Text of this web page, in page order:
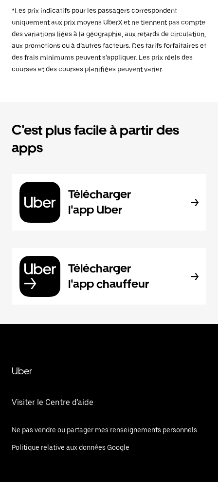
*Les prix indicatifs pour les passagers correspondent
uniquement aux prix moyens UberX et ne tiennent pas compte
des variations liées à la géographie, aux retards de circulation,
aux promotions ou à d’autres facteurs. Des tarifs forfaitaires et
des frais minimums peuvent s’appliquer. Les prix réels des
courses et des courses planifiées peuvent varier.
C'est plus facile à partir des
apps
Télécharger
l'app Uber
Télécharger
l'app chauffeur
Uber
Visiter le Centre d'aide
Ne pas vendre ou partager mes renseignements personnels
Politique relative aux données Google